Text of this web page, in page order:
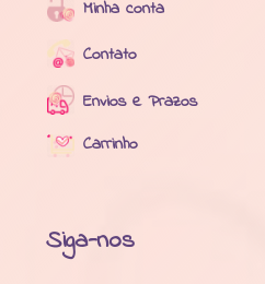
Minha conta
Contato
Envios e Prazos
Carrinho
Siga-nos